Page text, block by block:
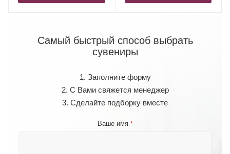
Самый быстрый способ выбрать
сувениры
1. Заполните форму
2. С Вами свяжется менеджер
3. Сделайте подборку вместе
Ваше имя *